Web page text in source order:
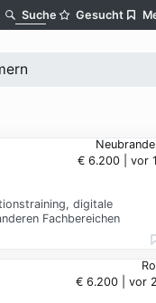
Suche Gesucht
€ 6.200 | vor
digitale
Fachbereichen
€ 6.200 | vor